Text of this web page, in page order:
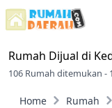
Rumah Dijual di
106 Rumah ditemukan -
Home Rumah